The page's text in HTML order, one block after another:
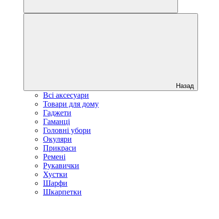
Назад
Всі аксесуари
Товари для дому
Гаджети
Гаманці
Головні убори
Окуляри
Прикраси
Ремені
Рукавички
Хустки
Шарфи
Шкарпетки